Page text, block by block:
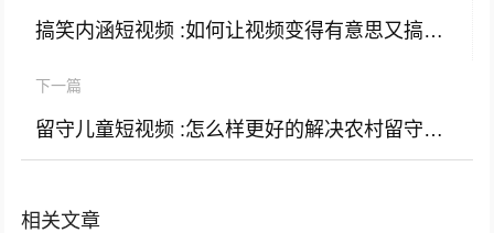
搞笑内涵短视频 :如何让视频变得有意思又搞笑？
下一篇
留守儿童短视频 :怎么样更好的解决农村留守儿童的问题？
相关文章